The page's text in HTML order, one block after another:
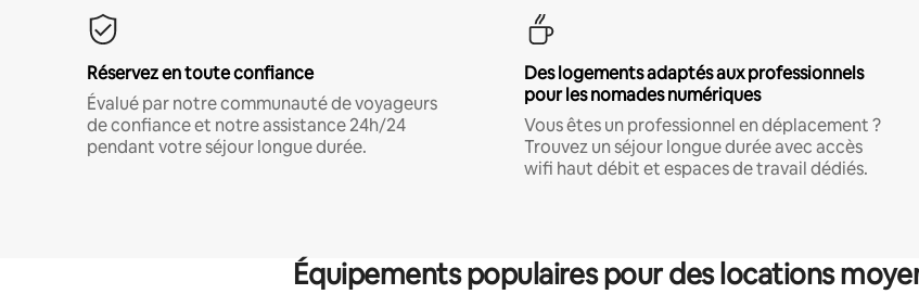
Réservez en toute confiance
Évalué par notre communauté de voyageurs
de confiance et notre assistance 24h/24
pendant votre séjour longue durée.
Des logements adaptés aux professionnels
pour les nomades numériques
Vous êtes un professionnel en déplacement ?
Trouvez un séjour longue durée avec accès
wifi haut débit et espaces de travail dédiés.
Équipements populaires pour des locations